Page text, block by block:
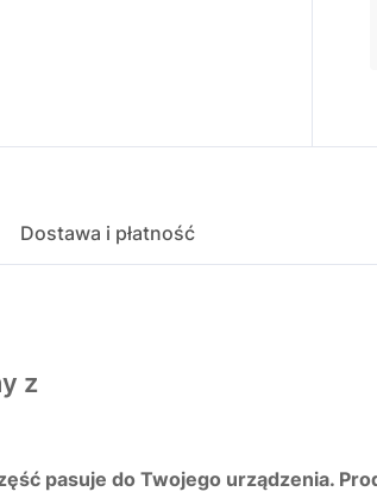
Dostawa i płatność
z
pasuje do Twojego urządzenia.